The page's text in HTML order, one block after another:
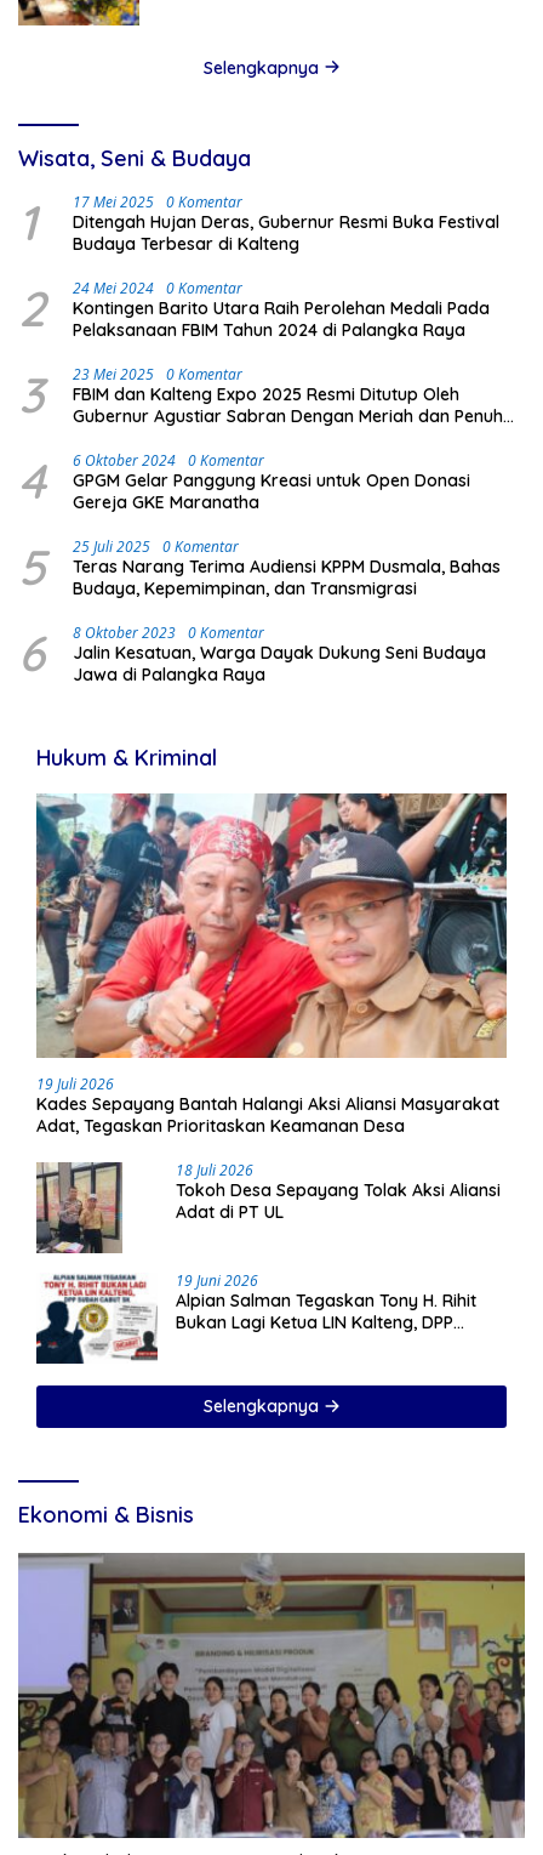
Selengkapnya
Wisata, Seni & Budaya
1 17 Mei 2025 0 Komentar
Ditengah Hujan Deras, Gubernur Resmi Buka Festival
Budaya Terbesar di Kalteng
2 24 Mei 2024 0 Komentar
Kontingen Barito Utara Raih Perolehan Medali Pada
Pelaksanaan FBIM Tahun 2024 di Palangka Raya
3 23 Mei 2025 0 Komentar
FBIM dan Kalteng Expo 2025 Resmi Ditutup Oleh
Gubernur Agustiar Sabran Dengan Meriah dan Penuh
4 6 Oktober 2024 0 Komentar
GPGM Gelar Panggung Kreasi untuk Open Donasi
Gereja GKE Maranatha
5 25 Juli 2025 0 Komentar
Teras Narang Terima Audiensi KPPM Dusmala, Bahas
Budaya, Kepemimpinan, dan Transmigrasi
6 8 Oktober 2023 0 Komentar
Jalin Kesatuan, Warga Dayak Dukung Seni Budaya
Jawa di Palangka Raya
Hukum & Kriminal
19 Juli 2026
Kades Sepayang Bantah Halangi Aksi Aliansi Masyarakat
Adat, Tegaskan Prioritaskan Keamanan Desa
18 Juli 2026
Tokoh Desa Sepayang Tolak Aksi Aliansi
Adat di PT UL
19 Juni 2026
Alpian Salman Tegaskan Tony H. Rihit
Bukan Lagi Ketua LIN Kalteng, DPP
Selengkapnya
Ekonomi & Bisnis